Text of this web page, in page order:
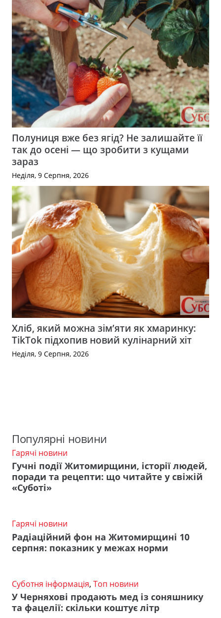
Полуниця вже без ягід? Не залишайте її
так до осені — що зробити з кущами
зараз
Неділя, 9 Серпня, 2026
Хліб, який можна зім’яти як хмаринку:
TikTok підхопив новий кулінарний хіт
Неділя, 9 Серпня, 2026
Популярні новини
Гарячі новини
Гучні події Житомирщини, історії людей,
поради та рецепти: що читайте у свіжій
«Суботі»
Гарячі новини
Радіаційний фон на Житомирщині 10
серпня: показник у межах норми
Суботня інформація, Топ новини
У Черняхові продають мед із соняшнику
та фацелії: скільки коштує літр